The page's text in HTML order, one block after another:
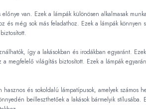
van. Ezek a lámpák különösen alkalmasak
és még sok más feladathoz. Ezek a lámpák
így a lakásokban és irodákban egyaránt.
a megfelelő világítás biztosított. Ezek a lámpák
és sokoldalú lámpatípusok, amelyek számos
beilleszthetőek a lakások bármelyik